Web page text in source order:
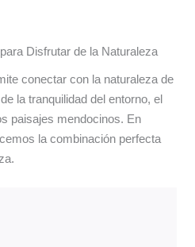
Disfrutar de la Naturaleza
conectar con la naturaleza de
la tranquilidad del entorno, el
paisajes mendocinos. En
la combinación perfecta